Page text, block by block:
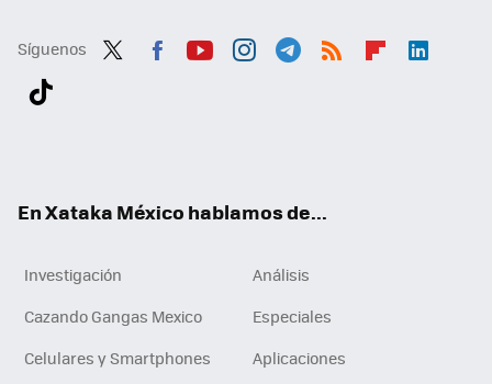
Síguenos
En Xataka México hablamos de...
Investigación
Análisis
Cazando Gangas Mexico
Especiales
Celulares y Smartphones
Aplicaciones